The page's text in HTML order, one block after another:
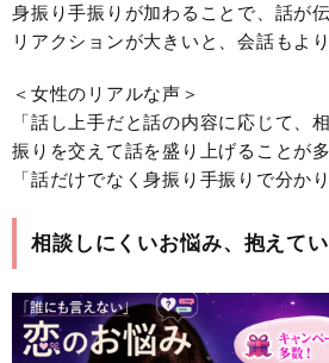
身振り手振りが加わることで、話が
リアクションが大きいと、会話もよ
＜女性のリアルな声＞
「話し上手だと話の内容に応じて、
振りを交えて話を盛り上げることが多
「話だけでなく身振り手振りで分か
相談しにくいお悩み、抱えて